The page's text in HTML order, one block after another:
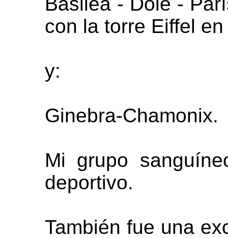
con la torre Eiffel
y:
Ginebra-Chamonix.
Mi grupo
deportivo.
También fue una